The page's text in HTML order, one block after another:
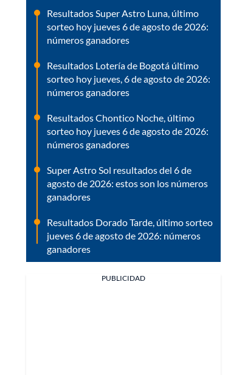
Resultados Super Astro Luna, último
sorteo hoy jueves 6 de agosto de 2026:
números ganadores
Resultados Lotería de Bogotá último
sorteo hoy jueves, 6 de agosto de 2026:
números ganadores
Resultados Chontico Noche, último
sorteo hoy jueves 6 de agosto de 2026:
números ganadores
Super Astro Sol resultados del 6 de
agosto de 2026: estos son los números
ganadores
Resultados Dorado Tarde, último sorteo
jueves 6 de agosto de 2026: números
ganadores
PUBLICIDAD